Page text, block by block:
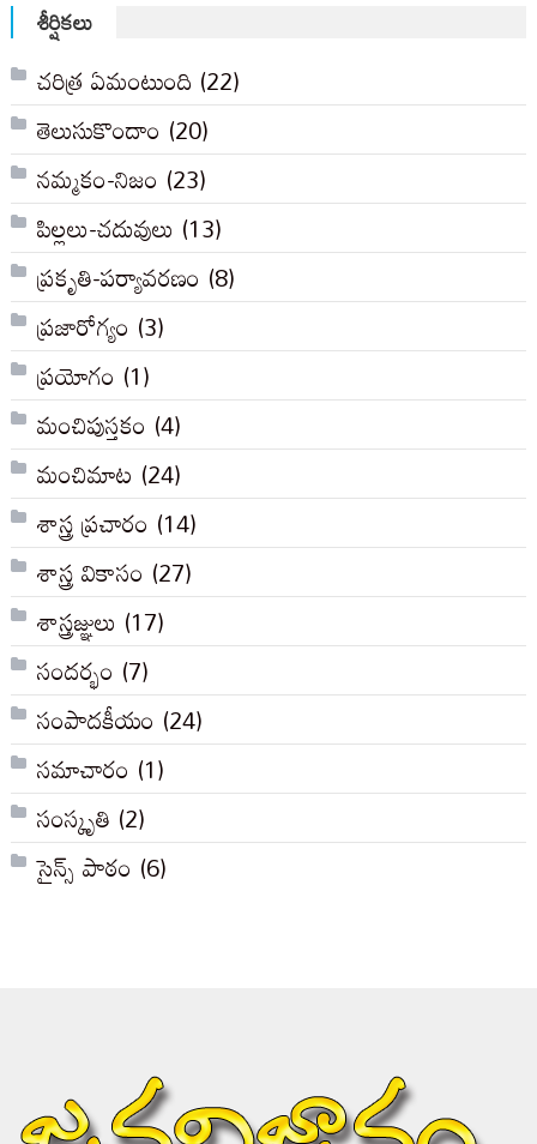
శీర్షికలు
చరిత్ర ఏమంటుంది (22)
తెలుసుకొందాం (20)
నమ్మకం-నిజం (23)
పిల్లలు-చదువులు (13)
ప్రకృతి-పర్యావరణం (8)
ప్రజారోగ్యం (3)
ప్రయోగం (1)
మంచిపుస్తకం (4)
మంచిమాట (24)
శాస్త్ర ప్రచారం (14)
శాస్త్ర వికాసం (27)
శాస్త్రజ్ఞులు (17)
సందర్భం (7)
సంపాదకీయం (24)
సమాచారం (1)
సంస్కృతి (2)
సైన్స్ పాఠం (6)